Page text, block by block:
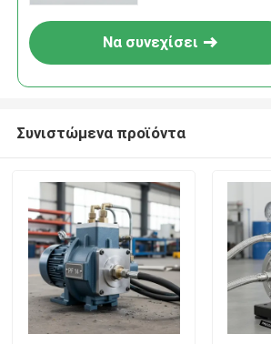
Να συνεχίσει
Συνιστώμενα προϊόντα